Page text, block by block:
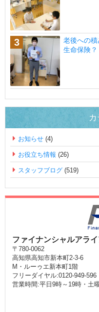
老後への
生命保険？
お知らせ (4)
お役立ち情報 (26)
スタッフブログ (519)
ファイナンシャルアラ
〒780-0062
高知県高知市新本町2-3-6
M・ルーゥエ新本町1階
フリーダイヤル:0120-949-596
営業時間:平日9時～19時・土